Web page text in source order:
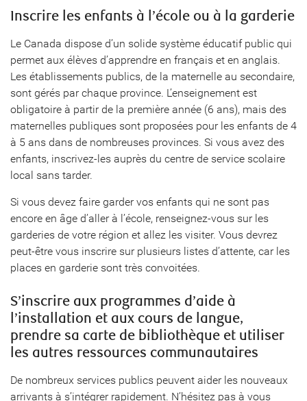
Inscrire les enfants à l’école ou à la garderie
Le Canada dispose d’un solide système éducatif public qui
permet aux élèves d’apprendre en français et en anglais.
Les établissements publics, de la maternelle au secondaire,
sont gérés par chaque province. L’enseignement est
obligatoire à partir de la première année (6 ans), mais des
maternelles publiques sont proposées pour les enfants de 4
à 5 ans dans de nombreuses provinces. Si vous avez des
enfants, inscrivez-les auprès du centre de service scolaire
local sans tarder.
Si vous devez faire garder vos enfants qui ne sont pas
encore en âge d’aller à l’école, renseignez-vous sur les
garderies de votre région et allez les visiter. Vous devrez
peut-être vous inscrire sur plusieurs listes d’attente, car les
places en garderie sont très convoitées.
S’inscrire aux programmes d’aide à
l’installation et aux cours de langue,
prendre sa carte de bibliothèque et utiliser
les autres ressources communautaires
De nombreux services publics peuvent aider les nouveaux
arrivants à s’intégrer rapidement. N’hésitez pas à vous